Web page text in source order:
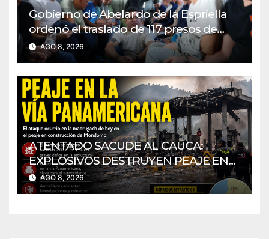
Gobierno de Abelardo de la Espriella
ordenó el traslado de 117 presos de
alto perfil
AGO 8, 2026
ATENTADO SACUDE AL CAUCA:
EXPLOSIVOS DESTRUYEN PEAJE EN
CONSTRUCCIÓN EN LA VÍA
PANAMERICANA
AGO 8, 2026